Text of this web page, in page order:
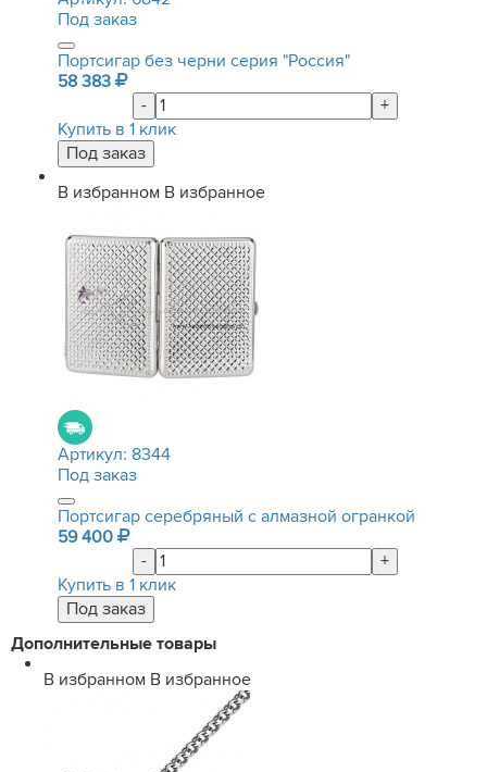
Под заказ
Портсигар без черни серия "Россия"
58 383
-
+
Купить в 1 клик
В избранном В избранное
Артикул: 8344
Под заказ
Портсигар серебряный с алмазной огранкой
59 400
-
+
Купить в 1 клик
Дополнительные товары
В избранном В избранное